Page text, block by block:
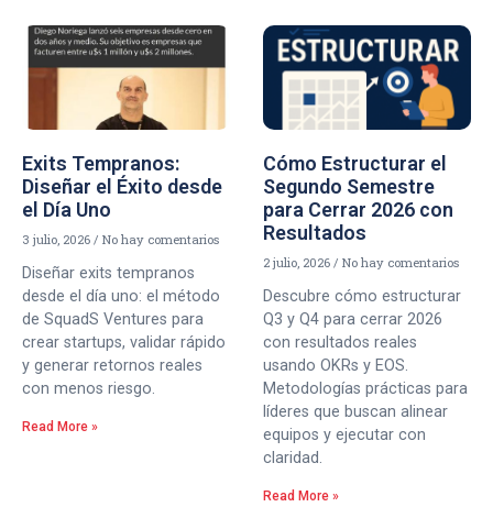
Exits Tempranos:
Diseñar el Éxito desde
el Día Uno
3 julio, 2026 No hay comentarios
Diseñar exits tempranos
desde el día uno: el método
de SquadS Ventures para
crear startups, validar rápido
y generar retornos reales
con menos riesgo.
Read More »
Cómo Estructurar el
Segundo Semestre
para Cerrar 2026 con
Resultados
2 julio, 2026 No hay comentarios
Descubre cómo estructurar
Q3 y Q4 para cerrar 2026
con resultados reales
usando OKRs y EOS.
Metodologías prácticas para
líderes que buscan alinear
equipos y ejecutar con
claridad.
Read More »